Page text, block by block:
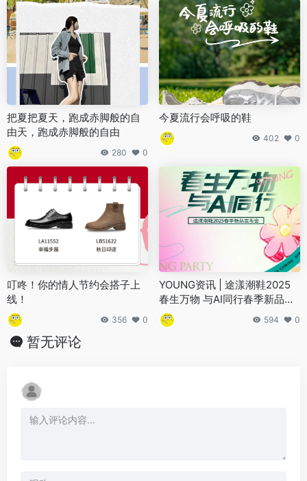
把夏把夏天，跑成赤脚般的自
由天，跑成赤脚般的自由
280 0
今夏流行会呼吸的鞋
402 0
叮咚！你的情人节约会搭子上
线！
356 0
YOUNG资讯 | 途漾潮鞋2025
春生万物 与AI同行春季新品发
布会圆满结束 2025与途漾一起
共启潮鞋新篇章~
594 0
暂无评论